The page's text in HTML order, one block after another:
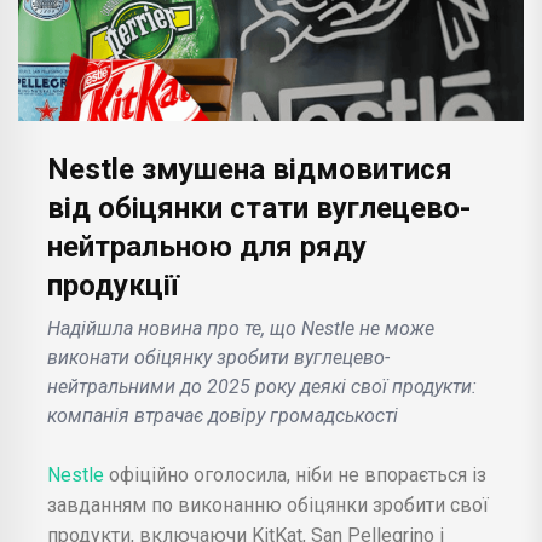
Nestle змушена відмовитися
від обіцянки стати вуглецево-
нейтральною для ряду
продукції
Надійшла новина про те, що Nestle не може
виконати обіцянку зробити вуглецево-
нейтральними до 2025 року деякі свої продукти:
компанія втрачає довіру громадськості
Nestle офіційно оголосила, ніби не впорається із
завданням по виконанню обіцянки зробити свої
продукти, включаючи KitKat, San Pellegrino і